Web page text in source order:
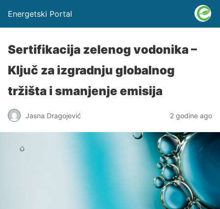
Energetski Portal
Sertifikacija zelenog vodonika –
Ključ za izgradnju globalnog
tržišta i smanjenje emisija
Jasna Dragojević 2 godine ago